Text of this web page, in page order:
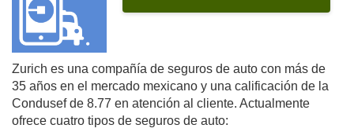
Zurich es una compañía de seguros de auto con más de
35 años en el mercado mexicano y una calificación de la
Condusef de 8.77 en atención al cliente. Actualmente
ofrece cuatro tipos de seguros de auto: